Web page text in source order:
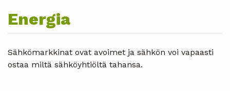
Energia
Sähkömarkkinat ovat avoimet ja sähkön voi vapaasti
ostaa miltä sähköyhtiöltä tahansa.